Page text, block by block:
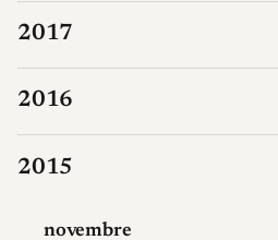
2017
2016
2015
novembre